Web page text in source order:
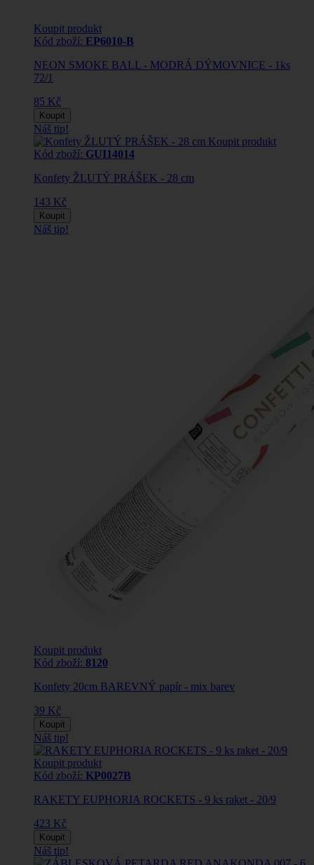
Koupit produkt
Kód zboží: EP6010-B
NEON SMOKE BALL - MODRÁ DÝMOVNICE - 1ks
72/1
85 Kč
Koupit
Náš tip!
Koupit produkt
Kód zboží: GUI14014
Konfety ŽLUTÝ PRÁŠEK - 28 cm
143 Kč
Koupit
Náš tip!
Koupit produkt
Kód zboží: 8120
Konfety 20cm BAREVNÝ papír - mix barev
39 Kč
Koupit
Náš tip!
Koupit produkt
Kód zboží: KP0027B
RAKETY EUPHORIA ROCKETS - 9 ks raket - 20/9
423 Kč
Koupit
Náš tip!